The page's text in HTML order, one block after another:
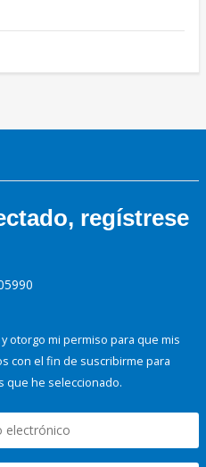
regístrese
y otorgo mi permiso para que mis
con el fin de suscribirme para
que he seleccionado.